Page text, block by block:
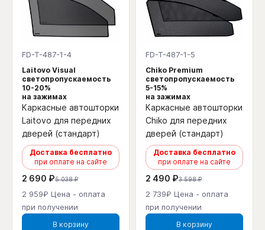
FD-T-487-1-4
Laitovo Visual
светопропускаемость
10-20%
на зажимах
Каркасные автошторки
Laitovo для передних
дверей (стандарт)
Доставка бесплатно
при оплате на сайте
2 690 ₽5 038 ₽
2 959₽ Цена - оплата
при получении
В корзину
FD-T-487-1-5
Chiko Premium
светопропускаемость
5-15%
на зажимах
Каркасные автошторки
Chiko для передних
дверей (стандарт)
Доставка бесплатно
при оплате на сайте
2 490 ₽3 598 ₽
2 739₽ Цена - оплата
при получении
В корзину